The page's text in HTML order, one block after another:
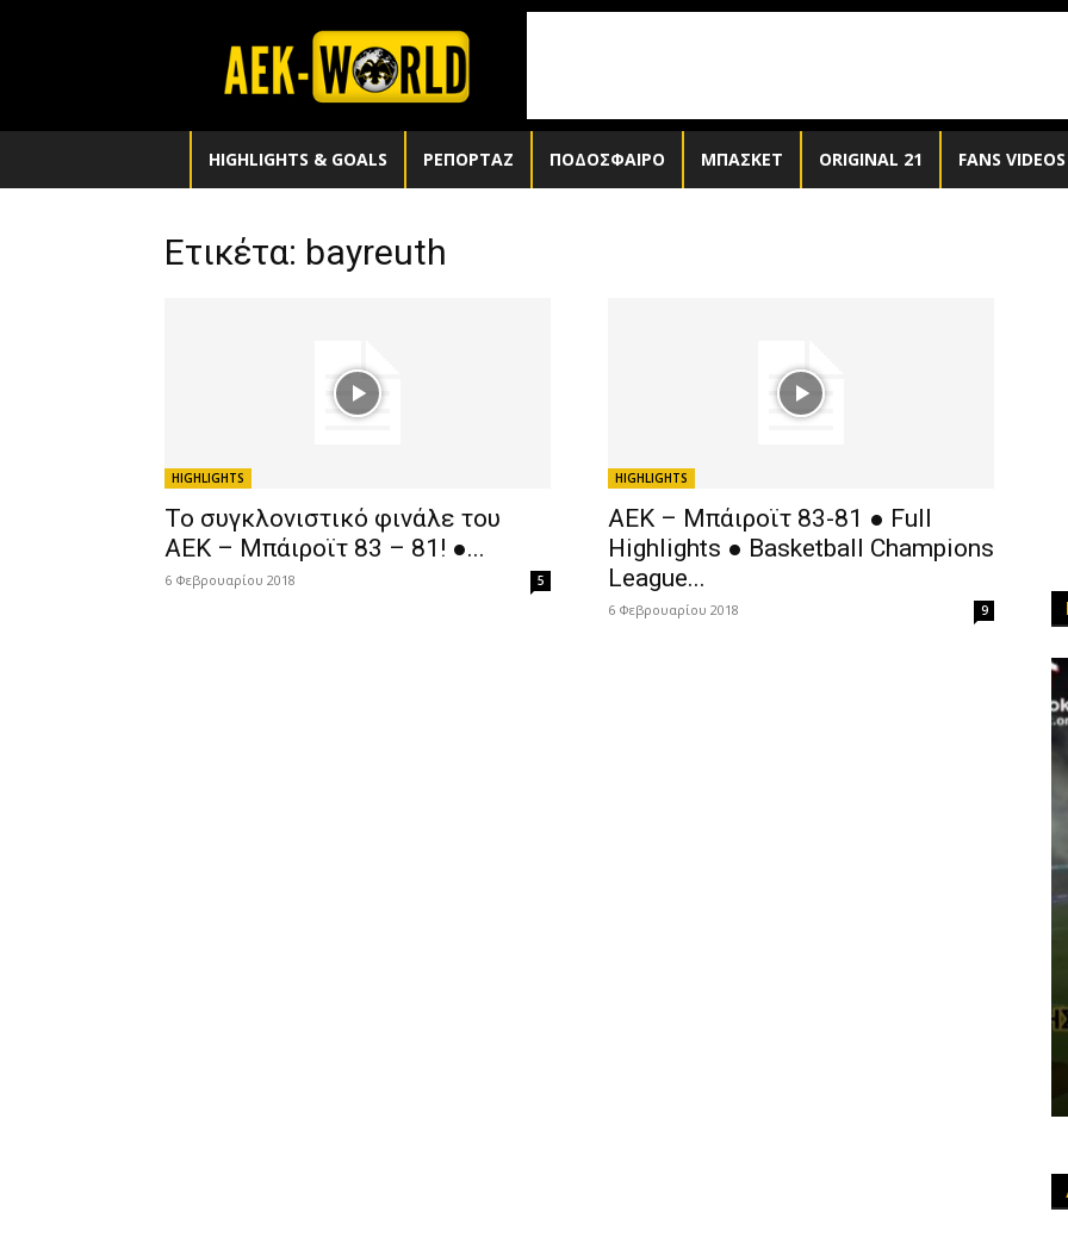
world.gr
HIGHLIGHTS & GOALS ΡΕΠΟΡΤΑΖ ΠΟΔΟΣΦΑΙΡΟ ΜΠΑΣΚΕΤ ORIGINAL 21 FANS VIDEOS
Ετικέτα: bayreuth
HIGHLIGHTS
Το συγκλονιστικό φινάλε του
ΑΕΚ – Μπάιροϊτ 83 – 81! ●...
6 Φεβρουαρίου 2018 5
HIGHLIGHTS
ΑΕΚ – Μπάιροϊτ 83-81 ● Full
Highlights ● Basketball Champions
League...
6 Φεβρουαρίου 2018 9